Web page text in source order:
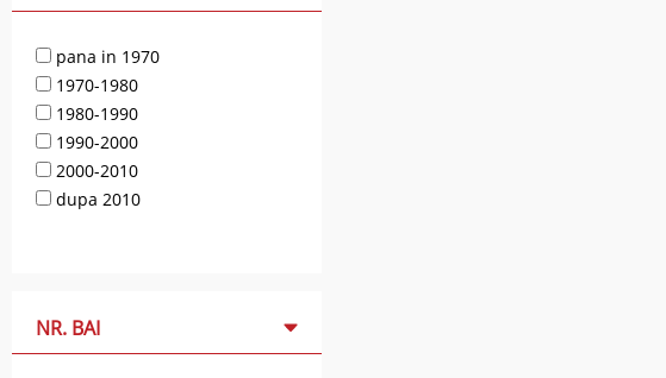
pana in 1970
1970-1980
1980-1990
1990-2000
2000-2010
dupa 2010
NR. BAI